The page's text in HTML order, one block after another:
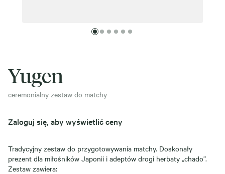
Yugen
ceremonialny zestaw do matchy
Zaloguj się, aby wyświetlić ceny
Tradycyjny zestaw do przygotowywania matchy. Doskonały
prezent dla miłośników Japonii i adeptów drogi herbaty „chado”.
Zestaw zawiera: